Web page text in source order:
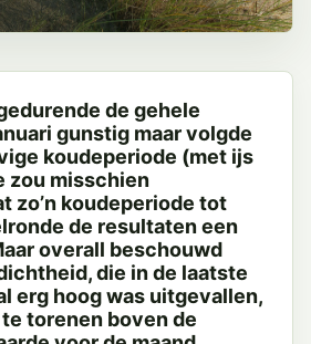
de gehele
gunstig maar volgde
koudeperiode (met ijs
zou misschien
zo’n koudeperiode tot
de resultaten een
overall beschouwd
die in de laatste
erg hoog was uitgevallen,
torenen boven de